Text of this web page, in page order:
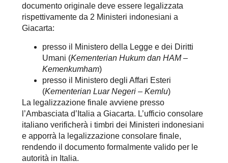
documento originale deve essere legalizzata
rispettivamente da 2 Ministeri indonesiani a
Giacarta:
presso il Ministero della Legge e dei Diritti
Umani (Kementerian Hukum dan HAM –
Kemenkumham)
presso il Ministero degli Affari Esteri
(Kementerian Luar Negeri – Kemlu)
La legalizzazione finale avviene presso
l’Ambasciata d’Italia a Giacarta. L’ufficio consolare
italiano verificherà i timbri dei Ministeri indonesiani
e apporrà la legalizzazione consolare finale,
rendendo il documento formalmente valido per le
autorità in Italia.